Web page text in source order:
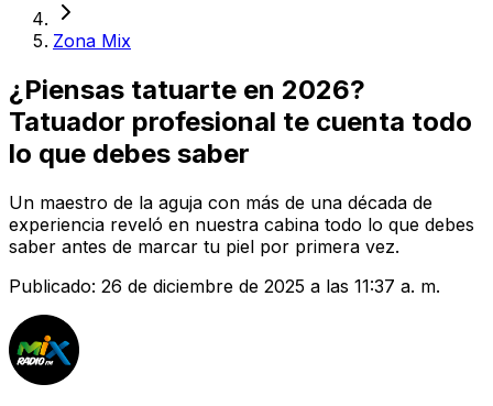
Zona Mix
¿Piensas tatuarte en 2026?
Tatuador profesional te cuenta todo
lo que debes saber
Un maestro de la aguja con más de una década de
experiencia reveló en nuestra cabina todo lo que debes
saber antes de marcar tu piel por primera vez.
Publicado: 26 de diciembre de 2025 a las 11:37 a. m.